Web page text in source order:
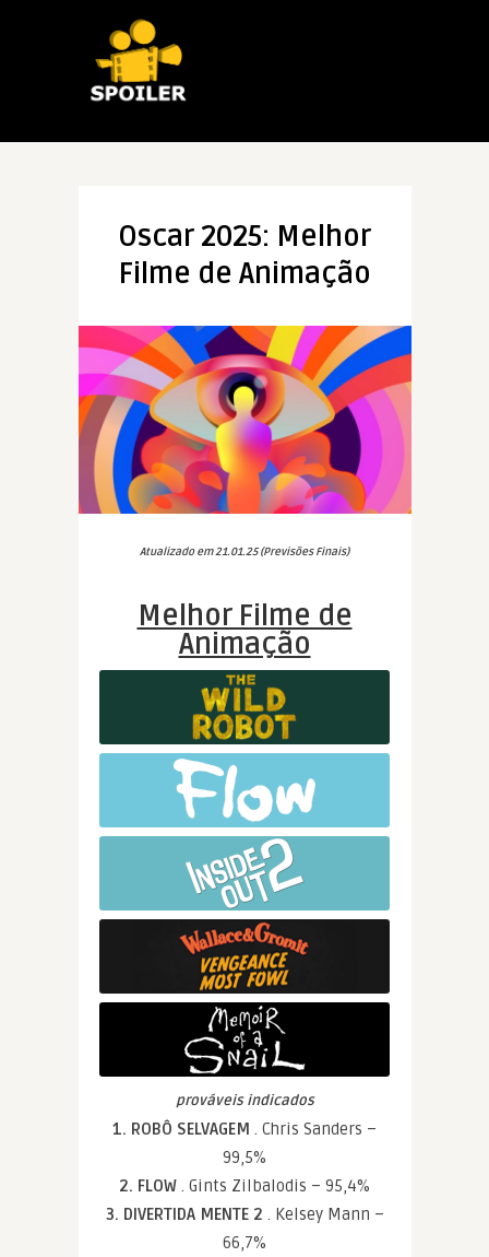
Oscar 2025: Melhor
Filme de Animação
Atualizado em 21.01.25 (Previsões Finais)
Melhor Filme de
Animação
prováveis indicados
1. ROBÔ SELVAGEM . Chris Sanders –
99,5%
2. FLOW . Gints Zilbalodis – 95,4%
3. DIVERTIDA MENTE 2 . Kelsey Mann –
66,7%